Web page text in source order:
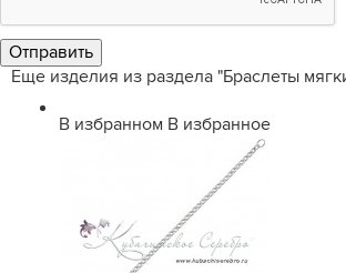
Еще изделия из раздела "Браслеты
В избранном В избранное